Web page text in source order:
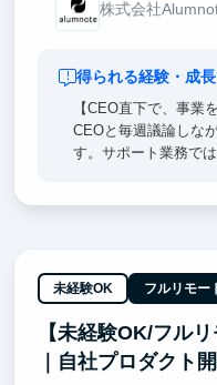
株式会社
得られる経験・成
【CEO直下で、事業
CEOと毎週議論しな
す。サポート業務で
モデルの設計、安全
限られた社会人しか
【自分の設計が、数
設計した仕組みが、
未経験OK フルリモー
【未経験OK/フル
｜自社プロダクト